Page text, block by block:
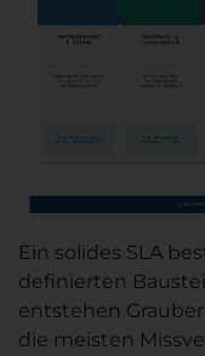
Ein solides SLA
definierten
entstehen
die meisten